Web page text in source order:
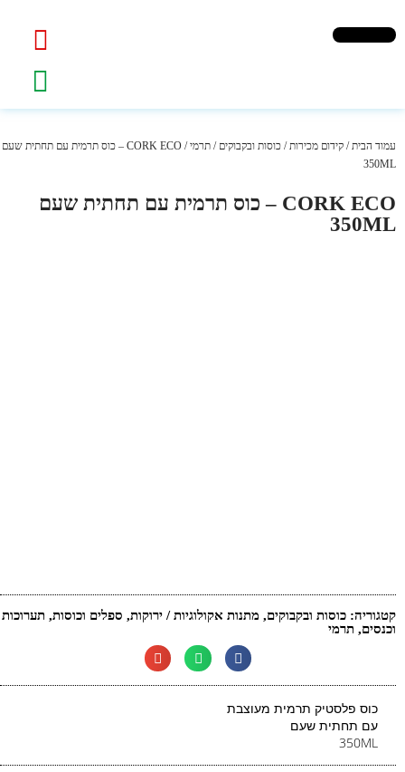
עמוד הבית/ קידום מכירות/ כוסות ובקבוקים / תרמי
/ CORK ECO – כוס תרמית עם תחתית שעם
350ML
CORK ECO – כוס תרמית עם תחתית שעם
350ML
קטגוריה: כוסות ובקבוקים, מתנות אקולוגיות / ירוקות, ספלים וכוסות, תערוכות
וכנסים, תרמי
כוס פלסטיק תרמית מעוצבת
עם תחתית שעם
350ML